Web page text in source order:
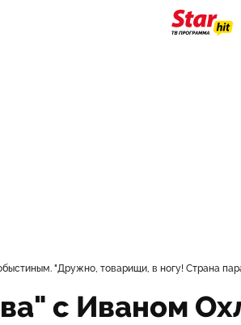
"Дружно, товарищи, в ногу! Страна
с Иваном